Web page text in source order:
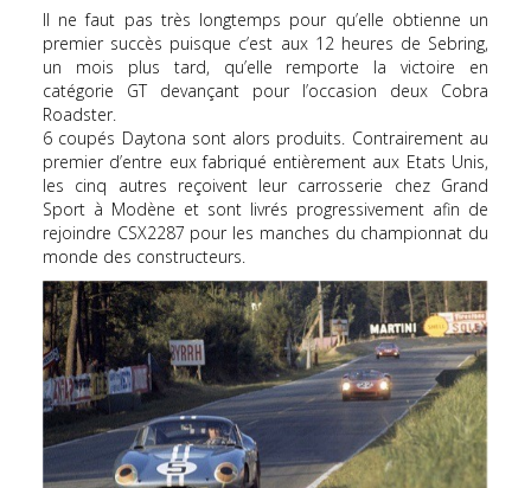
Il ne faut pas très longtemps pour qu’elle obtienne un
premier succès puisque c’est aux 12 heures de Sebring,
un mois plus tard, qu’elle remporte la victoire en
catégorie GT devançant pour l’occasion deux Cobra
Roadster.
6 coupés Daytona sont alors produits. Contrairement au
premier d’entre eux fabriqué entièrement aux Etats Unis,
les cinq autres reçoivent leur carrosserie chez Grand
Sport à Modène et sont livrés progressivement afin de
rejoindre CSX2287 pour les manches du championnat du
monde des constructeurs.